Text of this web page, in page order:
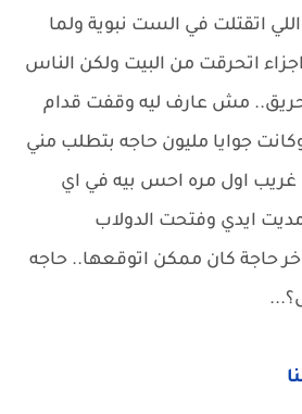
اتقتلت في الست نبوية ولما
اتحرقت من البيت ولكن الناس
مش عارف ليه وقفت قدام
جوايا مليون حاجه بتطلب مني
اول مره احس بيه في اي
ايدي وفتحت الدولاب
حاجة كان ممكن اتوقعها.. حاجه